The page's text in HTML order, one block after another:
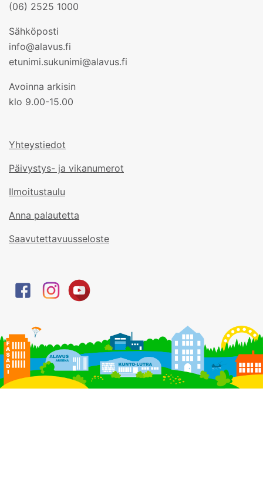
(06) 2525 1000
Sähköposti
info@alavus.fi
etunimi.sukunimi@alavus.fi
Avoinna arkisin
klo 9.00-15.00
Yhteystiedot
Päivystys- ja vikanumerot
Ilmoitustaulu
Anna palautetta
Saavutettavuusseloste